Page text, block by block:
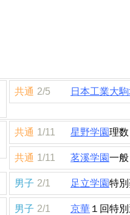
共通 2/5 日本工業大
共通 1/11 星野学園理数
共通 1/11 茗溪学園一
男子 2/1 足立学園特
男子 2/1 京華 １回特